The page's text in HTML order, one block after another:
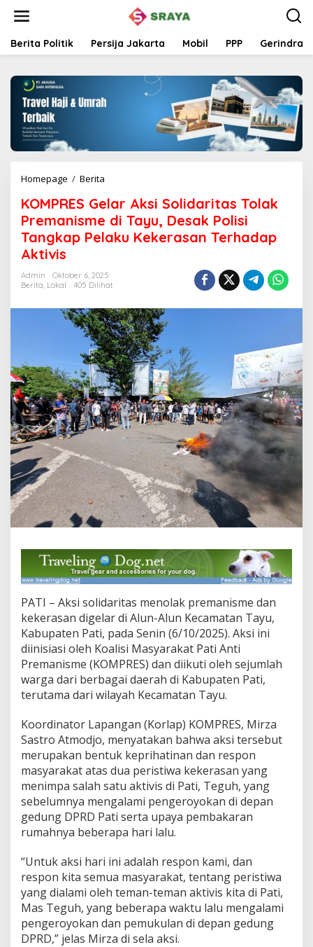
t
Berita Politik Persija Jakarta Mobil PPP Gerindra
Homepage / Berita
M
E
e
l
r
A
k
s
i
S
o
l
i
d
i
t
a
s
T
o
a
k
P
e
m
a
n
i
s
m
e
i
a
y
u
,
D
e
s
a
P
o
i
s
i
T
KOMPRES Gelar Aksi Solidaritas Tolak
Premanisme di Tayu, Desak Polisi
Tangkap Pelaku Kekerasan Terhadap
Aktivis
Admin
Oktober 6, 2025
Berita Lokal 405 Dilihat
PATI – Aksi solidaritas menolak premanisme dan
kekerasan digelar di Alun-Alun Kecamatan Tayu,
Kabupaten Pati, pada Senin (6/10/2025). Aksi ini
diinisiasi oleh Koalisi Masyarakat Pati Anti
Premanisme (KOMPRES) dan diikuti oleh sejumlah
warga dari berbagai daerah di Kabupaten Pati,
terutama dari wilayah Kecamatan Tayu.
Koordinator Lapangan (Korlap) KOMPRES, Mirza
Sastro Atmodjo, menyatakan bahwa aksi tersebut
merupakan bentuk keprihatinan dan respon
masyarakat atas dua peristiwa kekerasan yang
menimpa salah satu aktivis di Pati, Teguh, yang
sebelumnya mengalami pengeroyokan di depan
gedung DPRD Pati serta upaya pembakaran
rumahnya beberapa hari lalu.
“Untuk aksi hari ini adalah respon kami, dan
respon kita semua masyarakat, tentang peristiwa
yang dialami oleh teman-teman aktivis kita di Pati,
Mas Teguh, yang beberapa waktu lalu mengalami
pengeroyokan dan pemukulan di depan gedung
DPRD,” jelas Mirza di sela aksi.